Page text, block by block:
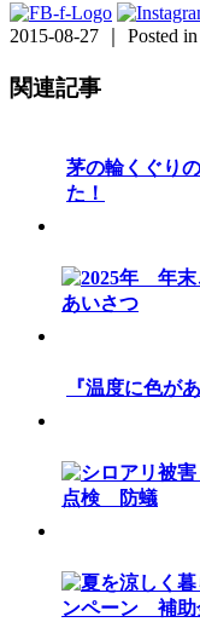
2015-08-27 ｜ Posted in
関連記事
茅の輪くぐり
た！
『温度に色があ